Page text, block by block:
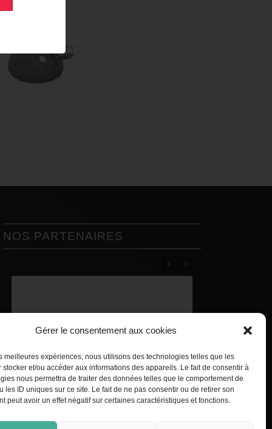
Gérer le consentement aux cookies
meilleures expériences, nous utilisons des technologies telles que les
stocker et/ou accéder aux informations des appareils. Le fait de consentir à
nous permettra de traiter des données telles que le comportement de
les ID uniques sur ce site. Le fait de ne pas consentir ou de retirer son
peut avoir un effet négatif sur certaines caractéristiques et fonctions.
NOS PARTENAIRES